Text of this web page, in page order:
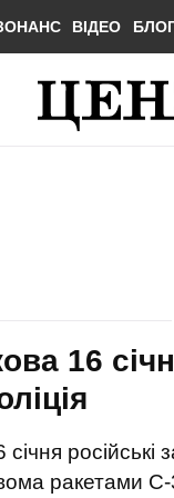
ВІДЕО
16
січня
ракетами